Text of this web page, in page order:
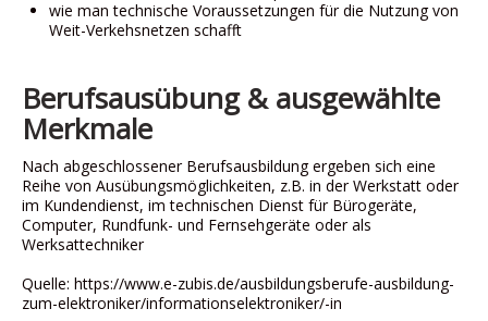
wie man technische Voraussetzungen für die Nutzung von
Weit-Verkehsnetzen schafft
Berufsausübung & ausgewählte
Merkmale
Nach abgeschlossener Berufsausbildung ergeben sich eine
Reihe von Ausübungsmöglichkeiten, z.B. in der Werkstatt oder
im Kundendienst, im technischen Dienst für Bürogeräte,
Computer, Rundfunk- und Fernsehgeräte oder als
Werksattechniker
Quelle: https://www.e-zubis.de/ausbildungsberufe-ausbildung-
zum-elektroniker/informationselektroniker/-in